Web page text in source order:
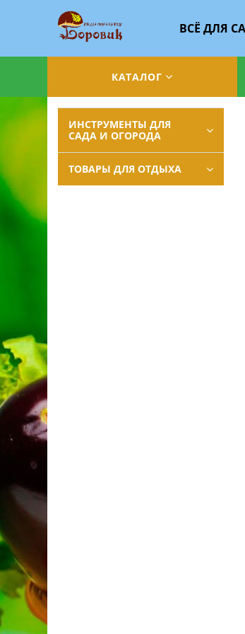
ВСЁ ДЛЯ
КАТАЛОГ
ИНСТРУМЕНТЫ ДЛЯ
САДА И ОГОРОДА
ТОВАРЫ ДЛЯ ОТДЫХА